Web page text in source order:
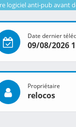
logiciel anti-pub avant
Date dernier
09/08/2026
Propriétaire
relocos